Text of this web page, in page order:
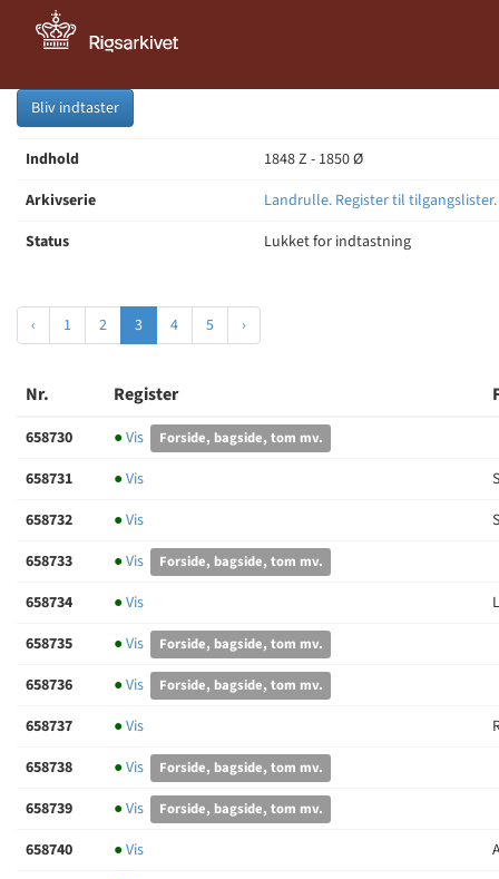
Bliv indtaster
Indhold
1848 Z - 1850 Ø
Arkivserie
Landrulle. Register til
Status
Lukket for indtastning
‹ 1 2 3 4 5 ›
Nr. Register
658730 ●Vis Forside, bagside, tom mv.
658731 ●Vis
658732
●Vis
658733
●Vis Forside, bagside, tom mv.
658734 ●Vis
658735
●Vis Forside, bagside, tom mv.
658736 ●Vis Forside, bagside, tom mv.
658737 ●Vis
658738
●Vis Forside, bagside, tom mv.
658739 ●Vis Forside, bagside, tom mv.
658740 ●Vis